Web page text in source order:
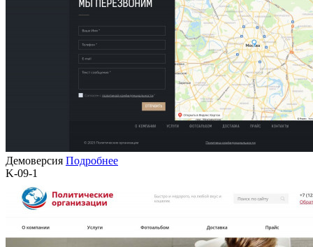
Демоверсия Подробнее
K-09-1